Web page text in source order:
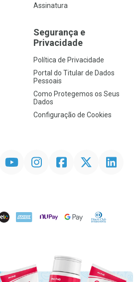
Assinatura
Segurança e
Privacidade
Política de Privacidade
Portal do Titular de Dados
Pessoais
Como Protegemos os Seus
Dados
Configuração de Cookies
InstagramFacebookTwitter Linkedin
AMEX NuPay Google PayDiners Club
Destaque